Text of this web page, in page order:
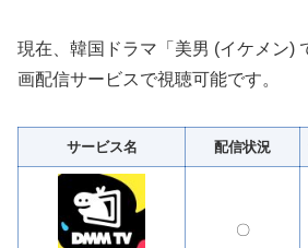
現在、韓国ドラマ「美男 (イケメン)
画配信サービスで視聴可能です。
サービス名 配信状況
〇